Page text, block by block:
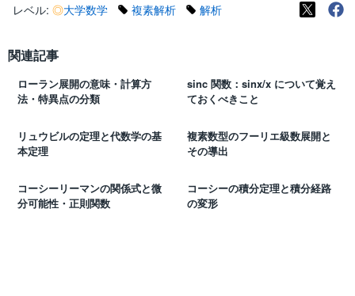
レベル: ◎大学数学 複素解析 解析
関連記事
ローラン展開の意味・計算方
法・特異点の分類
sinc 関数：sinx/x について覚え
ておくべきこと
リュウビルの定理と代数学の基
本定理
複素数型のフーリエ級数展開と
その導出
コーシーリーマンの関係式と微
分可能性・正則関数
コーシーの積分定理と積分経路
の変形